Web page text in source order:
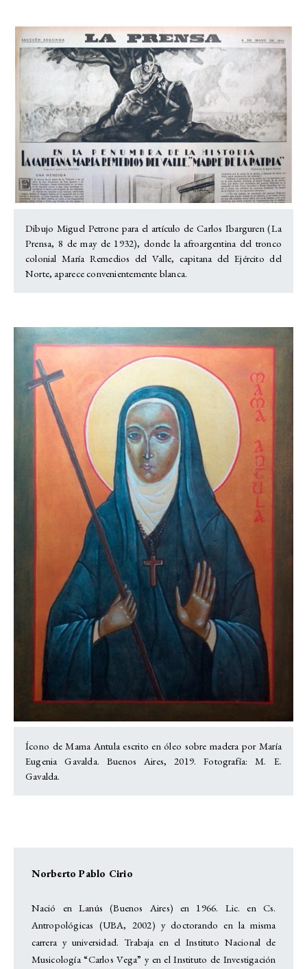
Dibujo Miguel Petrone para el artículo de Carlos Ibarguren (La
Prensa, 8 de may de 1932), donde la afroargentina del tronco
colonial María Remedios del Valle, capitana del Ejército del
Norte, aparece convenientemente blanca.
Ícono de Mama Antula escrito en óleo sobre madera por María
Eugenia Gavalda. Buenos Aires, 2019. Fotografía: M. E.
Gavalda.
Norberto Pablo Cirio
Nació en Lanús (Buenos Aires) en 1966. Lic. en Cs.
Antropológicas (UBA, 2002) y doctorando en la misma
carrera y universidad. Trabaja en el Instituto Nacional de
Musicología “Carlos Vega” y en el Instituto de Investigación